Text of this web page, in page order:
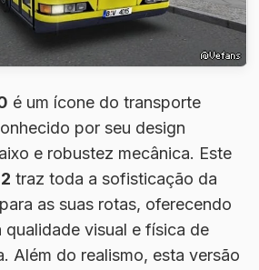
é um ícone do transporte
por seu design
e robustez mecânica. Este
traz toda a sofisticação da
as suas rotas, oferecendo
qualidade visual e física de
Além do realismo, esta versão